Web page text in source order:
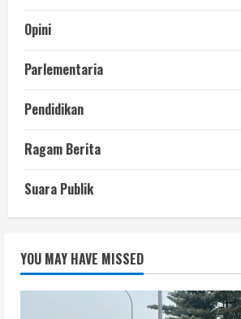
Opini
Parlementaria
Pendidikan
Ragam Berita
Suara Publik
YOU MAY HAVE MISSED